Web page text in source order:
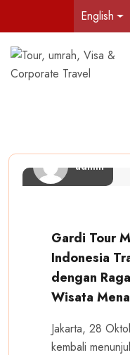
English
admin
Gardi Tour
Indonesia
dengan
Wisata
Jakarta, 28
kembali